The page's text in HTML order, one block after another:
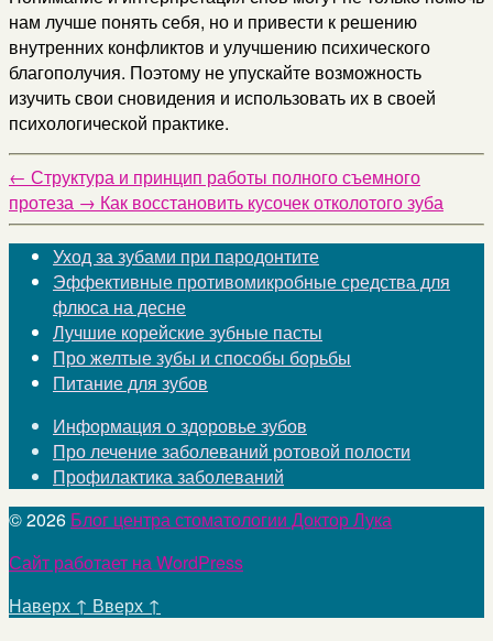
нам лучше понять себя, но и привести к решению
внутренних конфликтов и улучшению психического
благополучия. Поэтому не упускайте возможность
изучить свои сновидения и использовать их в своей
психологической практике.
← Структура и принцип работы полного съемного
протеза → Как восстановить кусочек отколотого зуба
Уход за зубами при пародонтите
Эффективные противомикробные средства для
флюса на десне
Лучшие корейские зубные пасты
Про желтые зубы и способы борьбы
Питание для зубов
Информация о здоровье зубов
Про лечение заболеваний ротовой полости
Профилактика заболеваний
© 2026 Блог центра стоматологии Доктор Лука
Сайт работает на WordPress
Наверх ↑ Вверх ↑